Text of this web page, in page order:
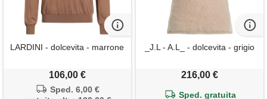
LARDINI - dolcevita - marrone
106,00 €
Sped. 6,00 €
_J.L - A.L_ - dolcevita - grigio
216,00 €
Sped. gratuita